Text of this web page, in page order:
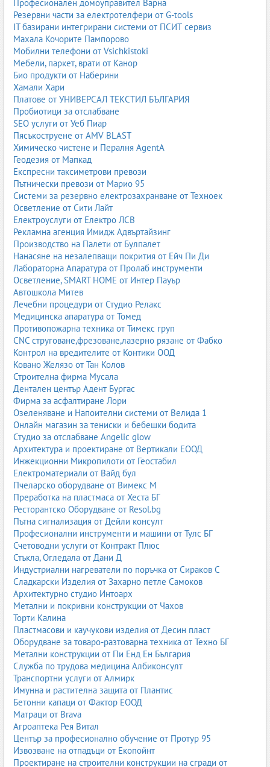
Професионален домоуправител Варна
Резервни части за електротелфери от G-tools
IT базирани интегрирани системи от ПСИТ сервиз
Махала Кочорите Пампорово
Мобилни телефони от Vsichkistoki
Мебели, паркет, врати от Канор
Био продукти от Наберини
Хамали Хари
Платове от УНИВЕРСАЛ ТЕКСТИЛ БЪЛГАРИЯ
Пробиотици за отслабване
SEO услуги от Уеб Пиар
Пясъкоструене от AMV BLAST
Химическо чистене и Пералня AgentA
Геодезия от Мапкад
Експресни таксиметрови превози
Пътнически превози от Марио 95
Системи за резервно електрозахранване от Техноек
Осветление от Сити Лайт
Електроуслуги от Електро ЛСВ
Рекламна агенция Имидж Адвъртайзинг
Производство на Палети от Булпалет
Нанасяне на незалепващи покрития от Ейч Пи Ди
Лабораторна Апаратура от Пролаб инструменти
Осветление, SMART HOME от Интер Пауър
Автошкола Митев
Лечебни процедури от Студио Релакс
Медицинска апаратура от Томед
Противопожарна техника от Тимекс груп
CNC струговане,фрезоване,лазерно рязане от Фабко
Контрол на вредителите от Контики ООД
Ковано Желязо от Тан Колов
Строителна фирма Мусала
Дентален център Адент Бургас
Фирма за асфалтиране Лори
Озеленяване и Напоителни системи от Велида 1
Онлайн магазин за тениски и бебешки бодита
Студио за отслабване Angelic glow
Архитектура и проектиране от Вертикали ЕООД
Инжекционни Микропилоти от Геостабил
Електроматериали от Вайд бул
Пчеларско оборудване от Вимекс М
Преработка на пластмаса от Хеста БГ
Ресторантско Оборудване от Resol.bg
Пътна сигнализация от Дейли консулт
Професионални инструменти и машини от Тулс БГ
Счетоводни услуги от Контракт Плюс
Стъкла, Огледала от Дани Д
Индустриални нагреватели по поръчка от Сираков С
Сладкарски Изделия от Захарно петле Самоков
Архитектурно студио Интоарх
Метални и покривни конструкции от Чахов
Торти Калина
Пластмасови и каучукови изделия от Десин пласт
Оборудване за товаро-разтоварна техника от Техно БГ
Метални конструкции от Пи Енд Ен България
Служба по трудова медицина Албиконсулт
Транспортни услуги от Алмирк
Имунна и растителна защита от Плантис
Бетонни капаци от Фактор ЕООД
Матраци от Brava
Агроаптека Рея Витал
Център за професионално обучение от Протур 95
Извозване на отпадъци от Екопойнт
Проектиране на строителни конструкции на сгради от